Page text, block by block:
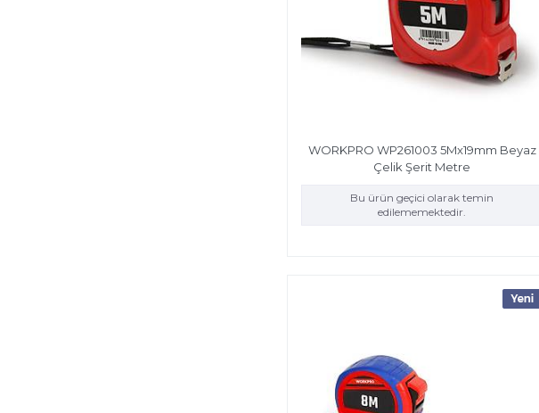
WORKPRO WP261003 5Mx19mm Beyaz
Çelik Şerit Metre
Bu ürün geçici olarak temin
edilememektedir.